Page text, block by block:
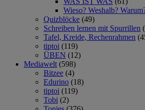
Wieso? Weshalb?
Quizblöcke (49)
Schreiben lernen mit Spurrillen
Tafel, Kreide, Rechenrahmen
tiptoi (119)
ÜBEN (12)
Mediawelt (598)
Bitzee (4)
Edurino (18)
tiptoi (119)
Tobi (2)